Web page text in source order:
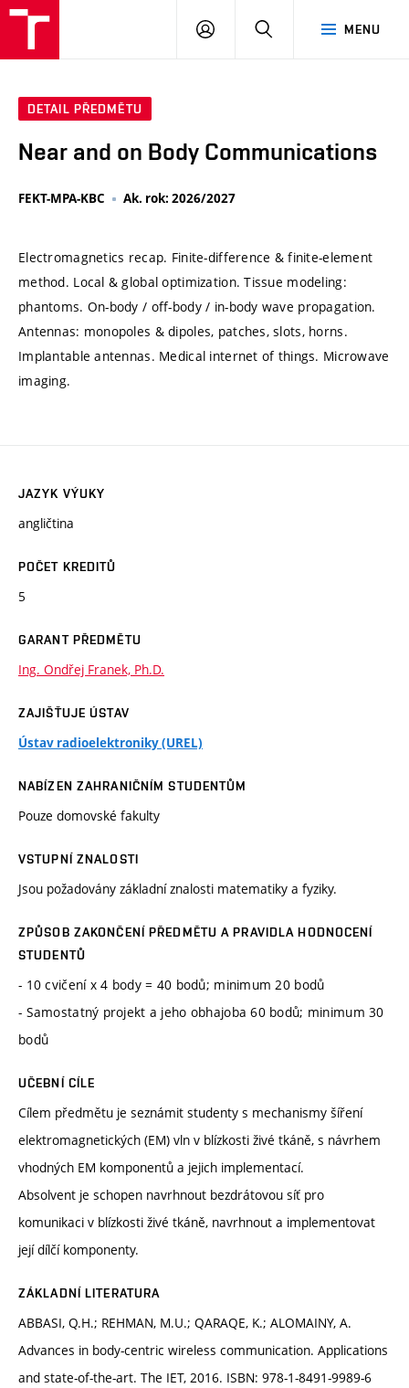
MENU
PŘIHLÁSIT
DETAIL PŘEDMĚTU
Near and on Body Communications
FEKT-MPA-KBC Ak. rok: 2026/2027
Electromagnetics recap. Finite-difference & finite-element
method. Local & global optimization. Tissue modeling:
phantoms. On-body / off-body / in-body wave propagation.
Antennas: monopoles & dipoles, patches, slots, horns.
Implantable antennas. Medical internet of things. Microwave
imaging.
JAZYK VÝUKY
angličtina
POČET KREDITŮ
5
GARANT PŘEDMĚTU
Ing. Ondřej Franek, Ph.D.
ZAJIŠŤUJE ÚSTAV
Ústav radioelektroniky (UREL)
NABÍZEN ZAHRANIČNÍM STUDENTŮM
Pouze domovské fakulty
VSTUPNÍ ZNALOSTI
Jsou požadovány základní znalosti matematiky a fyziky.
ZPŮSOB ZAKONČENÍ PŘEDMĚTU A PRAVIDLA HODNOCENÍ
STUDENTŮ
- 10 cvičení x 4 body = 40 bodů; minimum 20 bodů
- Samostatný projekt a jeho obhajoba 60 bodů; minimum 30
bodů
UČEBNÍ CÍLE
Cílem předmětu je seznámit studenty s mechanismy šíření
elektromagnetických (EM) vln v blízkosti živé tkáně, s návrhem
vhodných EM komponentů a jejich implementací.
Absolvent je schopen navrhnout bezdrátovou síť pro
komunikaci v blízkosti živé tkáně, navrhnout a implementovat
její dílčí komponenty.
ZÁKLADNÍ LITERATURA
ABBASI, Q.H.; REHMAN, M.U.; QARAQE, K.; ALOMAINY, A.
Advances in body-centric wireless communication. Applications
and state-of-the-art. The IET, 2016. ISBN: 978-1-8491-9989-6